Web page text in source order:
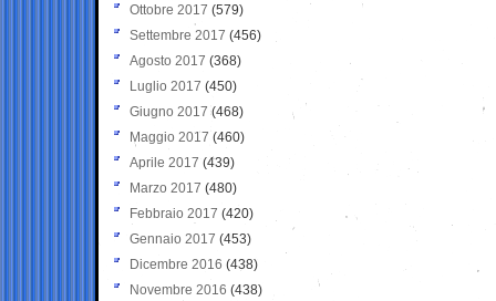
Ottobre 2017 (579)
Settembre 2017 (456)
Agosto 2017 (368)
Luglio 2017 (450)
Giugno 2017 (468)
Maggio 2017 (460)
Aprile 2017 (439)
Marzo 2017 (480)
Febbraio 2017 (420)
Gennaio 2017 (453)
Dicembre 2016 (438)
Novembre 2016 (438)